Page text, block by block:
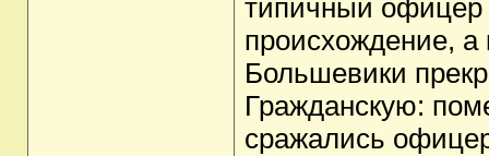
типичный офицер
происхождение, а
Большевики
Гражданскую:
сражались